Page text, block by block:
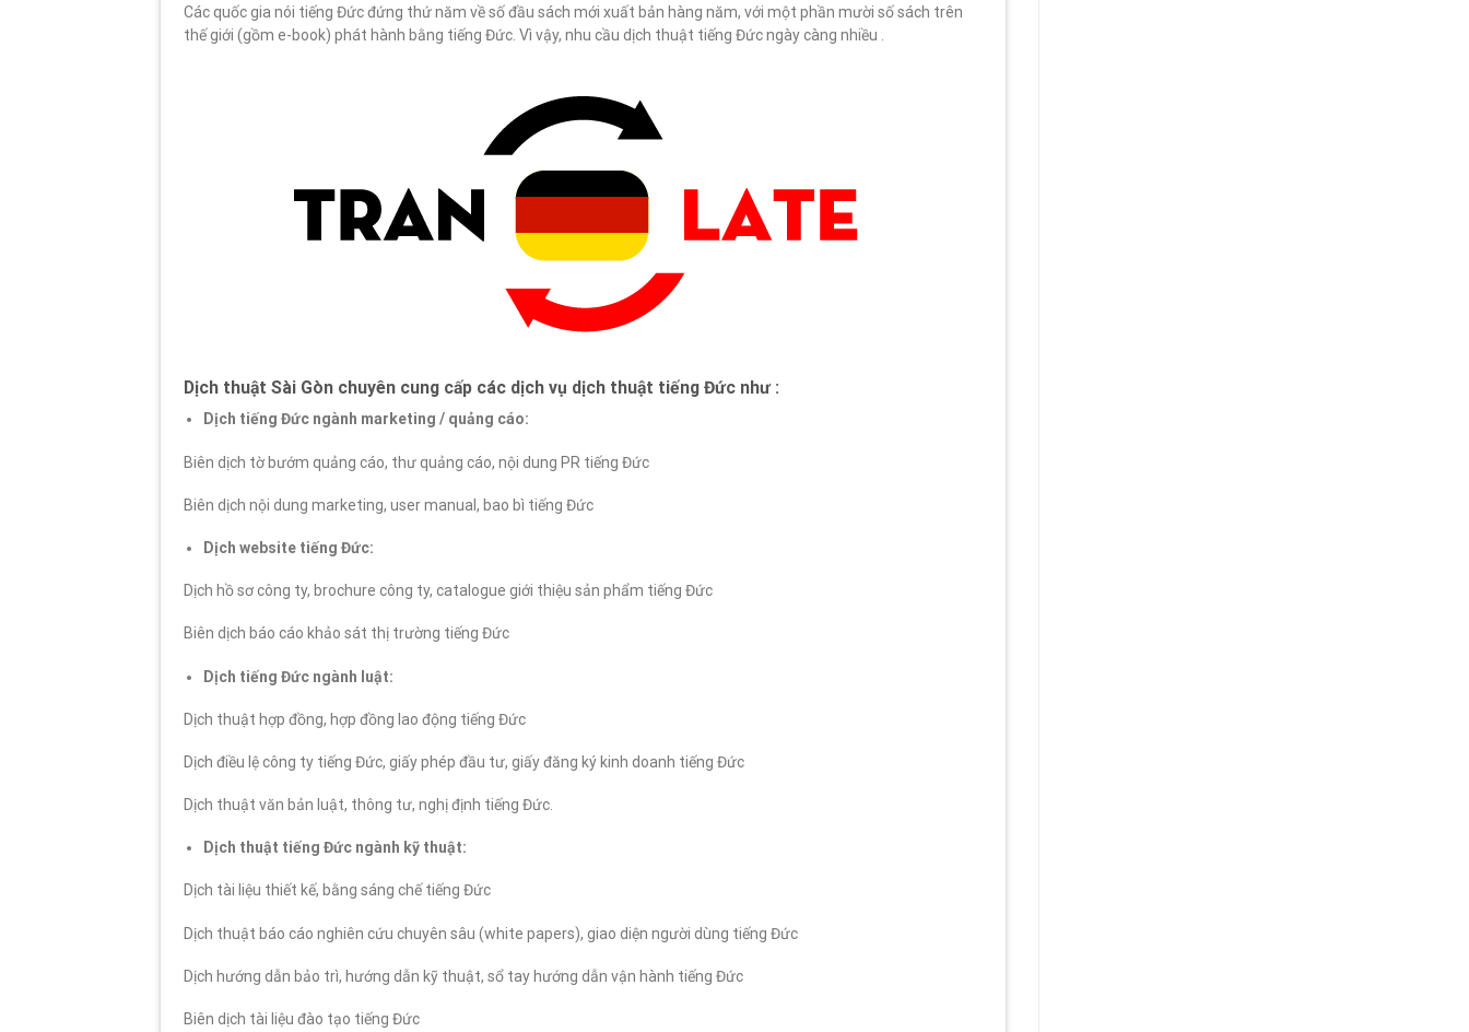
Các quốc gia nói tiếng Đức đứng thứ năm về số đầu sách mới xuất bản hàng năm, với một phần mười số sách trên
thế giới (gồm e-book) phát hành bằng tiếng Đức. Vì vậy, nhu cầu dịch thuật tiếng Đức ngày càng nhiều .
Dịch thuật Sài Gòn chuyên cung cấp các dịch vụ dịch thuật tiếng Đức như :
Dịch tiếng Đức ngành marketing / quảng cáo:
Biên dịch tờ bướm quảng cáo, thư quảng cáo, nội dung PR tiếng Đức
Biên dịch nội dung marketing, user manual, bao bì tiếng Đức
Dịch website tiếng Đức:
Dịch hồ sơ công ty, brochure công ty, catalogue giới thiệu sản phẩm tiếng Đức
Biên dịch báo cáo khảo sát thị trường tiếng Đức
Dịch tiếng Đức ngành luật:
Dịch thuật hợp đồng, hợp đồng lao động tiếng Đức
Dịch điều lệ công ty tiếng Đức, giấy phép đầu tư, giấy đăng ký kinh doanh tiếng Đức
Dịch thuật văn bản luật, thông tư, nghị định tiếng Đức.
Dịch thuật tiếng Đức ngành kỹ thuật:
Dịch tài liệu thiết kế, bằng sáng chế tiếng Đức
Dịch thuật báo cáo nghiên cứu chuyên sâu (white papers), giao diện người dùng tiếng Đức
Dịch hướng dẫn bảo trì, hướng dẫn kỹ thuật, sổ tay hướng dẫn vận hành tiếng Đức
Biên dịch tài liệu đào tạo tiếng Đức